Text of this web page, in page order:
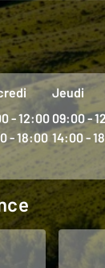
- 12:00
- 18:00
Jeudi
09:00 -
14:00 -